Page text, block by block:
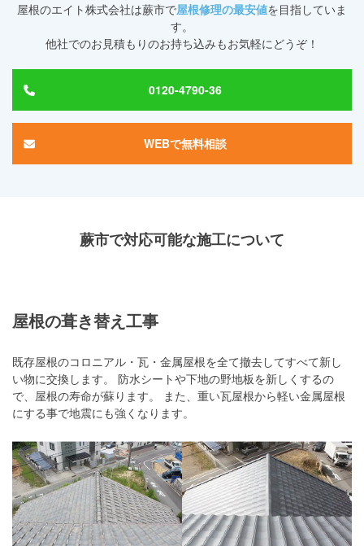
屋根のエイト株式会社は蕨市で屋根修理の最安値を目指していま
す。
他社でのお見積もりのお持ち込みもお気軽にどうぞ！
0120-4790-36
WEBで無料相談
蕨市で対応可能な施工について
屋根の葺き替え工事
既存屋根のコロニアル・瓦・金属屋根を全て撤去してすべて新し
い物に交換します。 防水シートや下地の野地板を新しくするの
で、屋根の寿命が蘇ります。 また、重い瓦屋根から軽い金属屋根
にする事で地震にも強くなります。